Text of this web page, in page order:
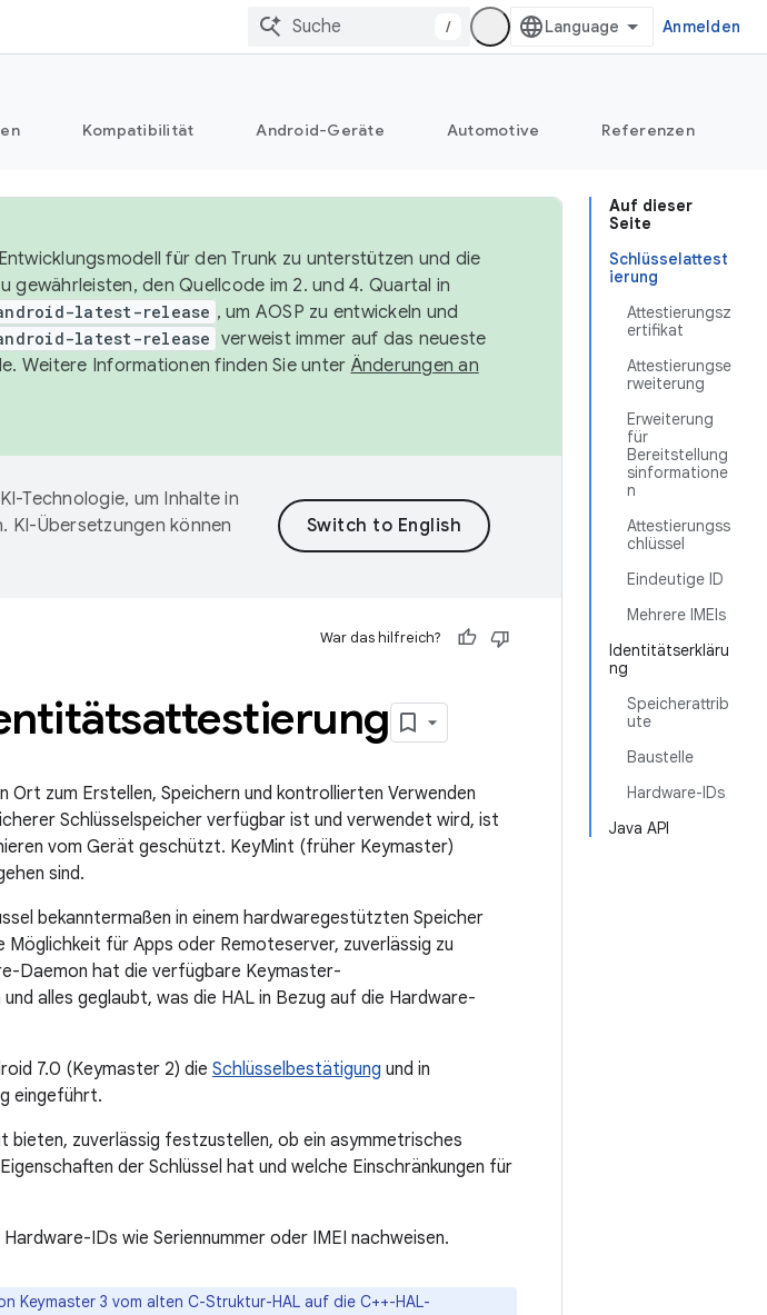
/ Anmelden
Kompatibilität Android-Geräte Automotive Referenzen
Auf dieser
Seite
Schlüsselattest
ierung
Attestierungsz
ertifikat
Attestierungse
rweiterung
Erweiterung
für
Bereitstellung
sinformatione
n
Attestierungss
chlüssel
Eindeutige ID
Mehrere IMEIs
Identitätserkläru
ng
Speicherattrib
ute
Baustelle
Hardware-IDs
Java API
für den Trunk zu unterstützen und die
den Quellcode im 2. und 4. Quartal in
latest-release , um AOSP zu entwickeln und
latest-release verweist immer auf das neueste
Weitere Informationen finden Sie unter Änderungen an
Technologie, um Inhalte in
KI-Übersetzungen können
War das hilfreich?
zum Erstellen, Speichern und kontrollierten Verwenden
Schlüsselspeicher verfügbar ist und verwendet wird, ist
vom Gerät geschützt. KeyMint (früher Keymaster)
sind.
bekanntermaßen in einem hardwaregestützten Speicher
Möglichkeit für Apps oder Remoteserver, zuverlässig zu
Daemon hat die verfügbare Keymaster-
alles geglaubt, was die HAL in Bezug auf die Hardware-
7.0 (Keymaster 2) die Schlüsselbestätigung und in
eingeführt.
bieten, zuverlässig festzustellen, ob ein asymmetrisches
der Schlüssel hat und welche Einschränkungen für
IDs wie Seriennummer oder IMEI nachweisen.
Keymaster 3 vom alten C-Struktur-HAL auf die C++-HAL-